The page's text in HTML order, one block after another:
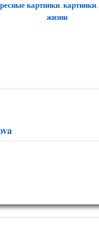
картинки,картинки,
жизни